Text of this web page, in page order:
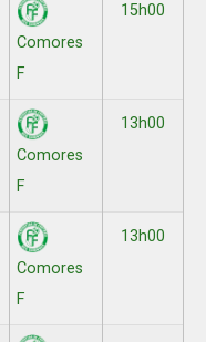
Comores
F
15h00
Comores
F
13h00
Comores
F
13h00